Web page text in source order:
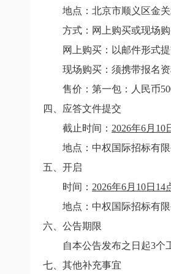
地点： 北京市顺义区金
方式：网上购买或现场
网上购买：以邮件形式
现场购买：须携带报名
售价：第一包：人民币
四、应答文件提交
截止时间： 2026年6月10
地点：中权国际招标有
五、开启
时间： 2026年6月 10日 14
地点：中权国际招标有
六、公告期限
自本公告发布之日起3个
七、其他补充事宜